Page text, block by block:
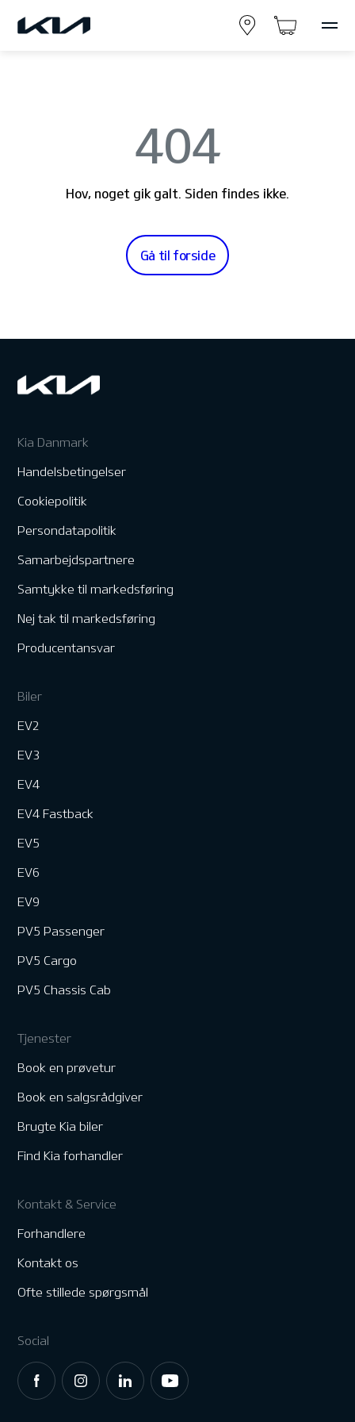
404
Hov, noget gik galt. Siden findes ikke.
Gå til forside
Kia Danmark
Handelsbetingelser
Cookiepolitik
Persondatapolitik
Samarbejdspartnere
Samtykke til markedsføring
Nej tak til markedsføring
Producentansvar
Biler
EV2
EV3
EV4
EV4 Fastback
EV5
EV6
EV9
PV5 Passenger
PV5 Cargo
PV5 Chassis Cab
Tjenester
Book en prøvetur
Book en salgsrådgiver
Brugte Kia biler
Find Kia forhandler
Kontakt & Service
Forhandlere
Kontakt os
Ofte stillede spørgsmål
Social